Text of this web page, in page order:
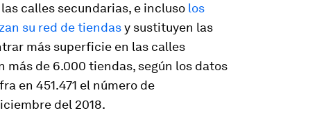
calles secundarias, e incluso los
su red de tiendasy sustituyen las
más superficie en las calles
más de 6.000 tiendas, según los datos
en 451.471 el número de
del 2018.